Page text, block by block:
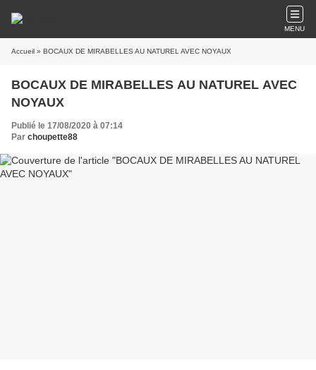
MENU
Accueil » BOCAUX DE MIRABELLES AU NATUREL AVEC NOYAUX
BOCAUX DE MIRABELLES AU NATUREL AVEC
NOYAUX
Publié le 17/08/2020 à 07:14
Par choupette88